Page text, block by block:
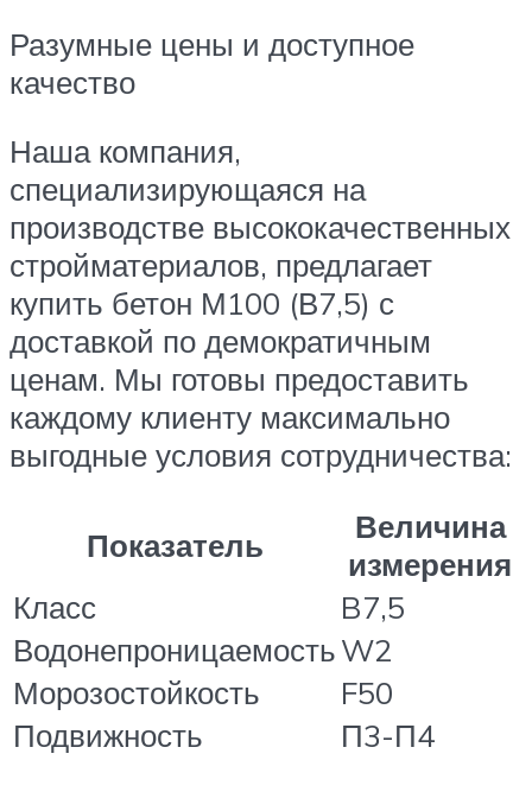
Разумные цены и доступное
качество
Наша компания,
специализирующаяся на
производстве высококачественных
стройматериалов, предлагает
купить бетон М100 (В7,5) с
доставкой по демократичным
ценам. Мы готовы предоставить
каждому клиенту максимально
выгодные условия сотрудничества:
Показатель
Величина
измерения
Класс
B7,5
ВодонепроницаемостьW2
Морозостойкость
F50
Подвижность
П3-П4